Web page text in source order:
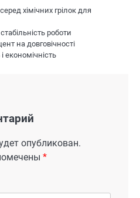
хімічних грілок для
роботи
на довговічності
економічність
опубликован.
*